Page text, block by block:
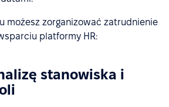
możesz zorganizować zatrudnienie
platformy HR:
stanowiska i